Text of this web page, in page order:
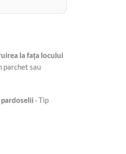
la fața locului
parchet sau
· Tip